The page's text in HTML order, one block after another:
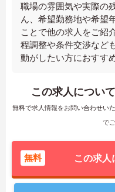
職場の雰囲気や実際の
ん、希望勤務地や希望
ことで他の求人をご紹
程調整や条件交渉など
動がしたい方におすす
この求人につい
無料で求人情報をお問い合わせい
で
無料 この求人